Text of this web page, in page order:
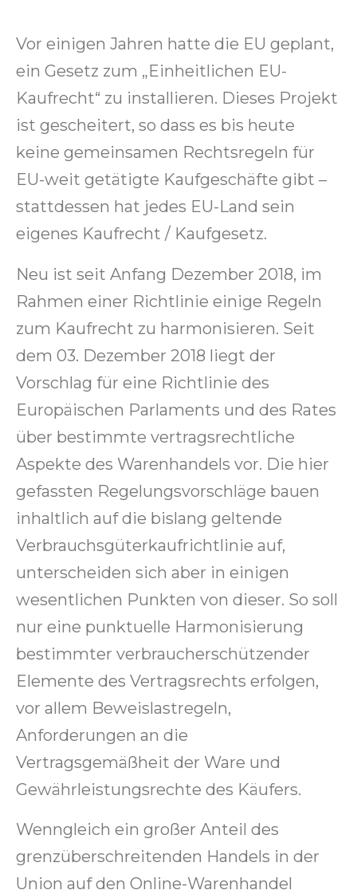
Vor einigen Jahren hatte die EU geplant,
ein Gesetz zum „Einheitlichen EU-
Kaufrecht“ zu installieren. Dieses Projekt
ist gescheitert, so dass es bis heute
keine gemeinsamen Rechtsregeln für
EU-weit getätigte Kaufgeschäfte gibt –
stattdessen hat jedes EU-Land sein
eigenes Kaufrecht / Kaufgesetz.
Neu ist seit Anfang Dezember 2018, im
Rahmen einer Richtlinie einige Regeln
zum Kaufrecht zu harmonisieren. Seit
dem 03. Dezember 2018 liegt der
Vorschlag für eine Richtlinie des
Europäischen Parlaments und des Rates
über bestimmte vertragsrechtliche
Aspekte des Warenhandels vor. Die hier
gefassten Regelungsvorschläge bauen
inhaltlich auf die bislang geltende
Verbrauchsgüterkaufrichtlinie auf,
unterscheiden sich aber in einigen
wesentlichen Punkten von dieser. So soll
nur eine punktuelle Harmonisierung
bestimmter verbraucherschützender
Elemente des Vertragsrechts erfolgen,
vor allem Beweislastregeln,
Anforderungen an die
Vertragsgemäßheit der Ware und
Gewährleistungsrechte des Käufers.
Wenngleich ein großer Anteil des
grenzüberschreitenden Handels in der
Union auf den Online-Warenhandel